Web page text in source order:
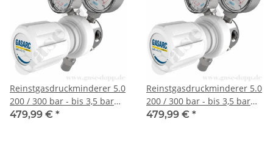
Reinstgasdruckminderer 5.0
200 / 300 bar - bis 3,5 bar
regelbar - 1-stufig - EPDM -
479,99 € *
Reinstgasdruckminderer 5.0
200 / 300 bar - bis 3,5 bar
regelbar - 1-stufig - FKM -
479,99 € *